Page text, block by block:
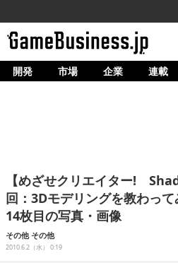
ホーム
企業動向
人材育成
産業政策
開発 市場 企業 連載
【めざせクリエイター!
回：3Dモデリングを教わっ
14枚目の写真・画像
その他 その他
2010.6.2（水） 0:19